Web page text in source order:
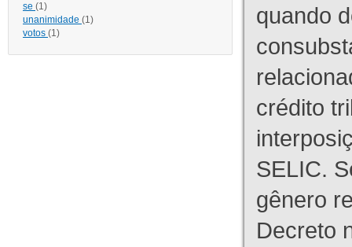
se (1)
unanimidade (1)
votos (1)
quando
crédito
SELIC.
gênero
Decreto